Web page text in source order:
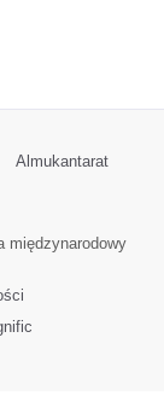
Almukantarat
międzynarodowy